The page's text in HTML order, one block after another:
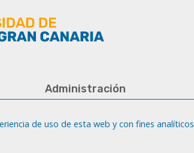
Administración
Fax: +34 928 451 701
de uso de esta web y con fines